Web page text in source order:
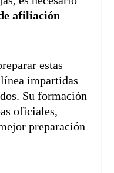
afiliación
estas
impartidas
Su formación
oficiales,
preparación